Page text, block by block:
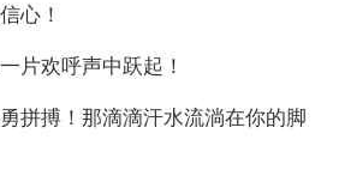
心！
片欢呼声中跃起！
拼搏！那滴滴汗水流淌在你的脚